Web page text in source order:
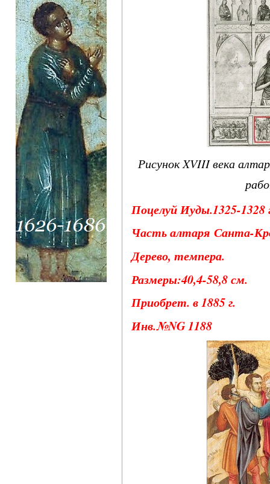
Рисунок XVIII века
Поцелуй Иуды.1325-1328
Часть алтаря Санта-
Дерево, темпера.
Размеры:40,4-58,8 см.
Приобрет. в 1885 г.
Инв.№NG 1188